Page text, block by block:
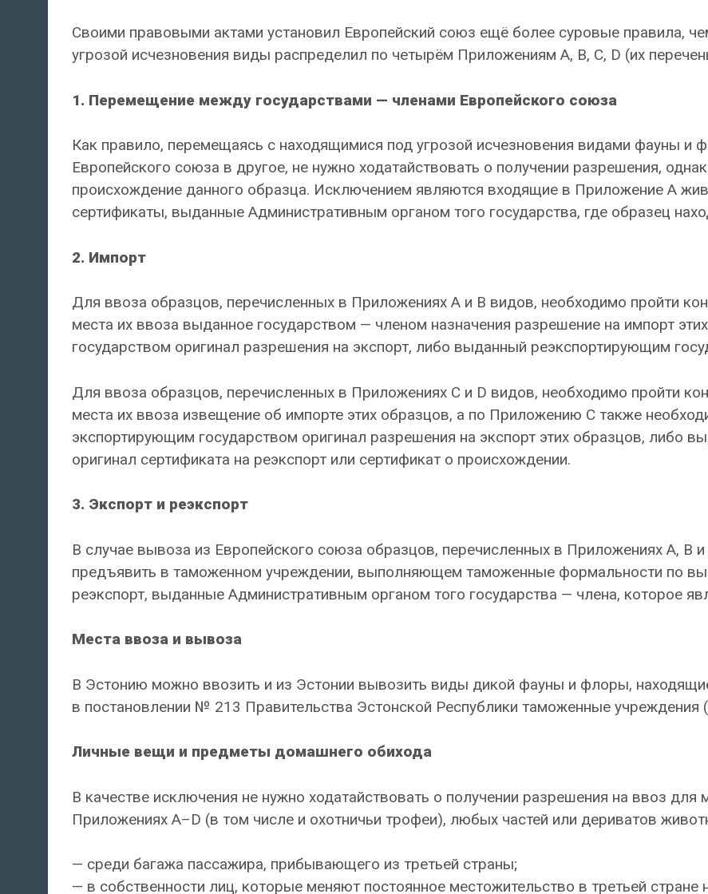
Своими правовыми актами установил Европейский союз ещё более суровые правила,
угрозой исчезновения виды распределил по четырём Приложениям A, B, C, D (их
1. Перемещение между государствами — членами Европейского союза
Как правило, перемещаясь с находящимися под угрозой исчезновения видами фауны и
Европейского союза в другое, не нужно ходатайствовать о получении разрешения,
происхождение данного образца. Исключением являются входящие в Приложение A
сертификаты, выданные Административным органом того государства, где образец
2. Импорт
Для ввоза образцов, перечисленных в Приложениях A и B видов, необходимо пройти
места их ввоза выданное государством — членом назначения разрешение на импорт
государством оригинал разрешения на экспорт, либо выданный реэкспортирующим
Для ввоза образцов, перечисленных в Приложениях C и D видов, необходимо пройти
места их ввоза извещение об импорте этих образцов, а по Приложению C также
экспортирующим государством оригинал разрешения на экспорт этих образцов, либо
оригинал сертификата на реэкспорт или сертификат о происхождении.
3. Экспорт и реэкспорт
В случае вывоза из Европейского союза образцов, перечисленных в Приложениях A, B
предъявить в таможенном учреждении, выполняющем таможенные формальности по
реэкспорт, выданные Административным органом того государства — члена, которое
Места ввоза и вывоза
В Эстонию можно ввозить и из Эстонии вывозить виды дикой фауны и флоры,
в постановлении № 213 Правительства Эстонской Республики таможенные учреждения
Личные вещи и предметы домашнего обихода
В качестве исключения не нужно ходатайствовать о получении разрешения на ввоз
Приложениях A–D (в том числе и охотничьи трофеи), любых частей или дериватов
— среди багажа пассажира, прибывающего из третьей страны;
— в собственности лиц, которые меняют постоянное местожительство в третьей стране